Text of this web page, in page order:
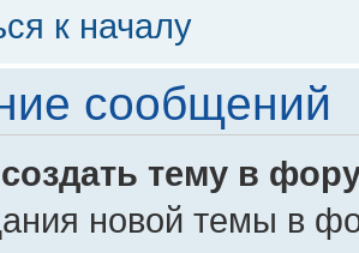
к началу
сообщений
тему в
новой темы в